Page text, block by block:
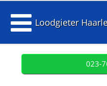
Loodgieter
023-